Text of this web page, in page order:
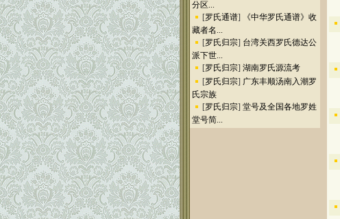
分区...
[罗氏通谱]
《中华罗氏通谱》收
藏者名...
[罗氏归宗] 台湾关西罗氏德达公
派下世...
[罗氏归宗] 湖南罗氏源流考
[罗氏归宗] 广东丰顺汤南入潮罗
氏宗族
[罗氏归宗] 堂号及全国各地罗姓
堂号简...